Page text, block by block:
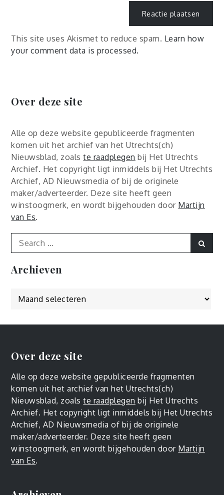
This site uses Akismet to reduce spam. Learn how
your comment data is processed.
Over deze site
Alle op deze website gepubliceerde fragmenten
komen uit het archief van het Utrechts(ch)
Nieuwsblad, zoalste raadplegen bij Het Utrechts
Archief. Het copyright ligt inmiddels bij Het Utrechts
Archief, AD Nieuwsmedia of bij de originele
maker/adverteerder. Deze site heeft geen
winstoogmerk, en wordt bijgehouden door Martijn
van Es.
Search
for:
Archieven
Over deze site
Alle op deze website gepubliceerde fragmenten
komen uit het archief van het Utrechts(ch)
Nieuwsblad, zoalste raadplegen bij Het Utrechts
Archief. Het copyright ligt inmiddels bij Het Utrechts
Archief, AD Nieuwsmedia of bij de originele
maker/adverteerder. Deze site heeft geen
winstoogmerk, en wordt bijgehouden door Martijn
van Es.